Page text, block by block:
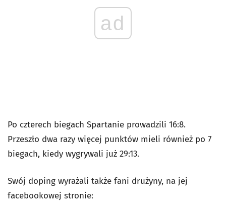
ad
Po czterech biegach Spartanie prowadzili 16:8.
Przeszło dwa razy więcej punktów mieli również po 7
biegach, kiedy wygrywali już 29:13.
Swój doping wyrażali także fani drużyny, na jej
facebookowej stronie: